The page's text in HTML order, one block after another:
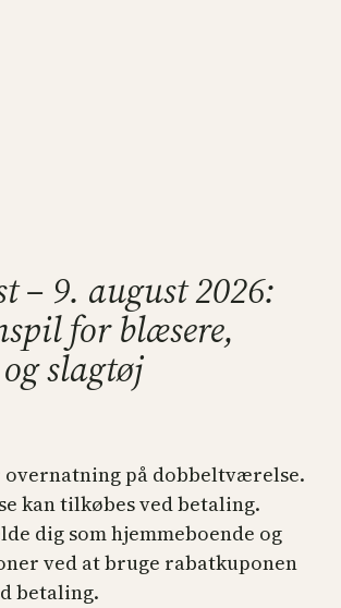
– 9. august 2026:
for blæsere,
slagtøj
overnatning på dobbeltværelse.
kan tilkøbes ved betaling.
dig som hjemmeboende og
ved at bruge rabatkuponen
betaling.